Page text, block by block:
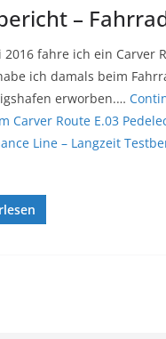
–
2016 fahre ich ein Carver
ich damals beim
erworben.…
Carver Route E.03
Line – Langzeit